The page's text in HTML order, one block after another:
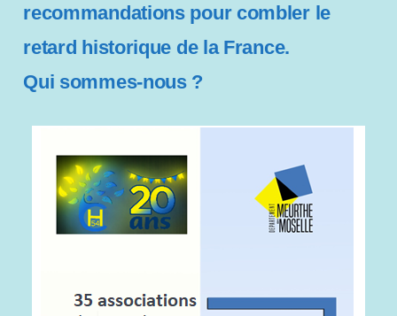
recommandations pour combler le
retard historique de la France.
Qui sommes-nous ?